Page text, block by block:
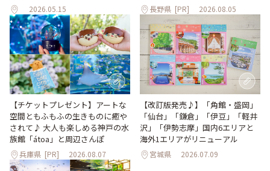
2026.05.15 長野県 [PR] 2026.08.05
【チケットプレゼント】アートな
空間ともふもふの生きものに癒や
されて♪ 大人も楽しめる神戸の水
族館「átoa」と周辺さんぽ
兵庫県 [PR] 2026.08.07
【改訂版発売♪】「角館・盛岡」
「仙台」「鎌倉」「伊豆」「軽井
沢」「伊勢志摩」国内6エリアと
海外1エリアがリニューアル
宮城県 2026.07.09